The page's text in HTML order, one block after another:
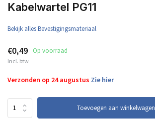
Kabelwartel PG11
Bekijk alles Bevestigingsmateriaal
€0,49 Op voorraad
Incl. btw
Verzonden op 24 augustus Zie hier
Toevoegen aan winkelwagen